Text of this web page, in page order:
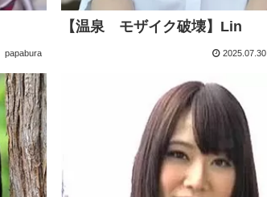
papabura
【温泉 モザイク破壊】Lin
2025.07.30